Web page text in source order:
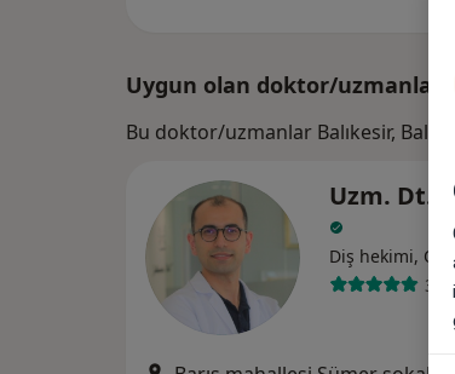
Uygun olan doktor/uzmanlar
Bu doktor/uzmanlar Balıkesir,
Uzm. Dt.
Diş hekimi,
39